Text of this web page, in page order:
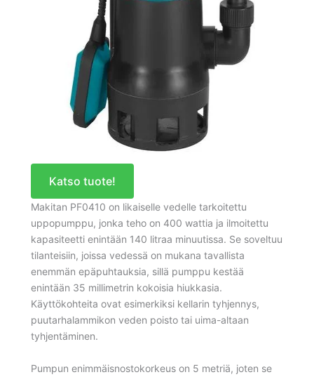
Katso tuote!
Makitan PF0410 on likaiselle vedelle tarkoitettu
uppopumppu, jonka teho on 400 wattia ja ilmoitettu
kapasiteetti enintään 140 litraa minuutissa. Se soveltuu
tilanteisiin, joissa vedessä on mukana tavallista
enemmän epäpuhtauksia, sillä pumppu kestää
enintään 35 millimetrin kokoisia hiukkasia.
Käyttökohteita ovat esimerkiksi kellarin tyhjennys,
puutarhalammikon veden poisto tai uima-altaan
tyhjentäminen.
Pumpun enimmäisnostokorkeus on 5 metriä, joten se